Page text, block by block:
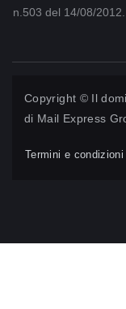
n.503 del 14/08/2012.
Copyright © Il
di Mail Express
Termini e condizioni